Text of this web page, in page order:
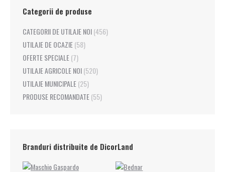
Categorii de produse
CATEGORII DE UTILAJE NOI(456)
UTILAJE DE OCAZIE(58)
OFERTE SPECIALE(7)
UTILAJE AGRICOLE NOI(520)
UTILAJE MUNICIPALE(25)
PRODUSE RECOMANDATE(55)
Branduri distribuite de DicorLand